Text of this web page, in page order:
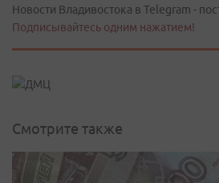
Новости Владивостока в Telegram -
Подписывайтесь одним нажатием!
Смотрите также